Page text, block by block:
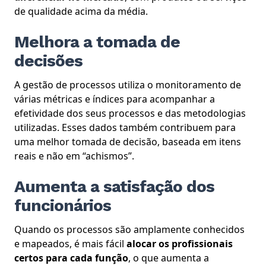
de qualidade acima da média.
Melhora a tomada de
decisões
A gestão de processos utiliza o monitoramento de
várias métricas e índices para acompanhar a
efetividade dos seus processos e das metodologias
utilizadas. Esses dados também contribuem para
uma melhor tomada de decisão, baseada em itens
reais e não em “achismos”.
Aumenta a satisfação dos
funcionários
Quando os processos são amplamente conhecidos
e mapeados, é mais fácil alocar os profissionais
certos para cada função, o que aumenta a